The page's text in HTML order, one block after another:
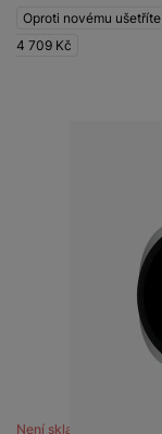
Oproti novému ušetříte
4 709 Kč
Není skladem